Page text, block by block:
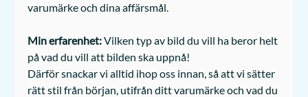
varumärke och dina affärsmål.
Min erfarenhet: Vilken typ av bild du vill ha beror helt
på vad du vill att bilden ska uppnå!
Därför snackar vi alltid ihop oss innan, så att vi sätter
rätt stil från början, utifrån ditt varumärke och vad du